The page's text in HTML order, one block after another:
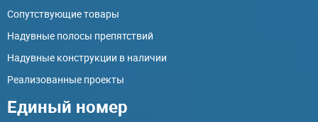
Сопутствующие товары
Надувные полосы препятствий
Надувные конструкции в наличии
Реализованные проекты
Единый номер